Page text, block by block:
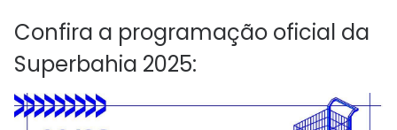
Confira a programação oficial da
Superbahia 2025: